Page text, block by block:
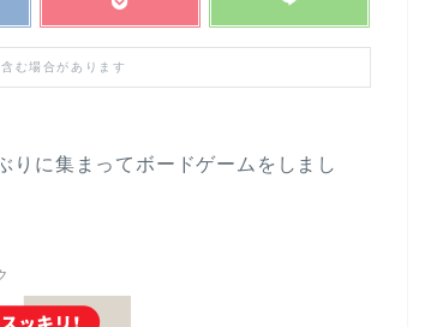
む場合があります
りに集まってボードゲームをしまし